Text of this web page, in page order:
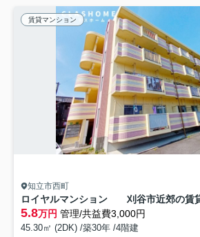
賃貸マンション
知立市西町
5.8万円 管理/共益費3,000円
45.30㎡ (2DK) /築30年 /4階建